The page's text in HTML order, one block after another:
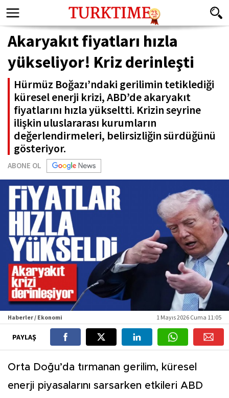
Akaryakıt fiyatları hızla
yükseliyor! Kriz derinleşti
Hürmüz Boğazı’ndaki gerilimin tetiklediği
küresel enerji krizi, ABD’de akaryakıt
fiyatlarını hızla yükseltti. Krizin seyrine
ilişkin uluslararası kurumların
değerlendirmeleri, belirsizliğin sürdüğünü
gösteriyor.
ABONE OL
Haberler / Ekonomi 1 Mayıs 2026 Cuma 11:05
PAYLAŞ
Orta Doğu’da tırmanan gerilim, küresel
enerji piyasalarını sarsarken etkileri ABD